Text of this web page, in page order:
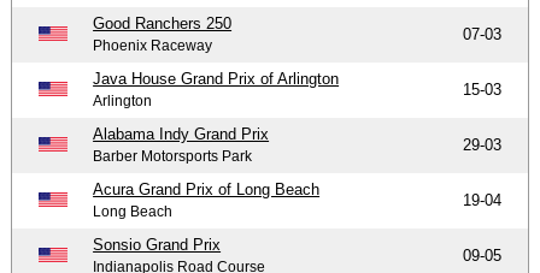
Good Ranchers 250
Phoenix Raceway
07-03
Java House Grand Prix of Arlington
Arlington
15-03
Alabama Indy Grand Prix
Barber Motorsports Park
29-03
Acura Grand Prix of Long Beach
Long Beach
19-04
Sonsio Grand Prix
Indianapolis Road Course
09-05